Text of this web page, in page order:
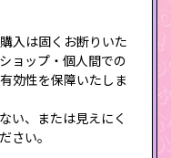
入は固くお断りいた
ョップ・個人間での
効性を保障いたしま
い、または見えにく
さい。